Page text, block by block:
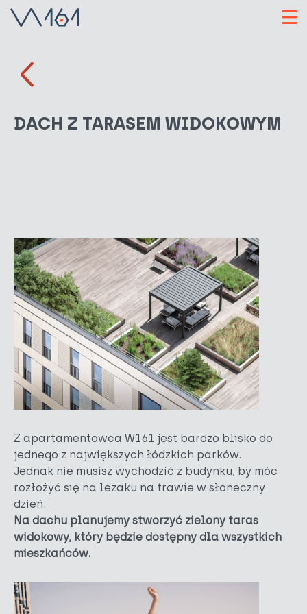
DACH Z TARASEM WIDOKOWYM
Z apartamentowca W161 jest bardzo blisko do
jednego z największych łódzkich parków.
Jednak nie musisz wychodzić z budynku, by móc
rozłożyć się na leżaku na trawie w słoneczny
dzień.
Na dachu planujemy stworzyć zielony taras
widokowy, który będzie dostępny dla wszystkich
mieszkańców.